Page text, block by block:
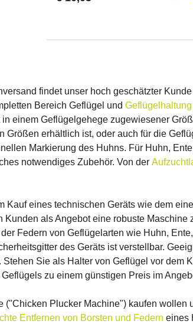
Schweinen – ganz ohne chemische
sauberes Ergebnis.Geeignet für
und Schwein.Frei von artfremden
Beimischungen.ProduktdatenInhalt:
g / KartonMaterial: naturreines, fein
gemahlenes HarzAnwendung:
Entfernung von Federn und Borsten
Geflügel und
Karton mit 500 g BrühpechWarum
gemahlenen Naturharzes. Ohne
chemische Zusätze und artfremde
Beimischungen bietet es eine sichere,
natürliche und effektive Lösung zur
Feder- und Borstenentfernung.
für Geflügel und Schwein, garantiert
ein sauberes, gleichmäßiges
bei jeder Anwendung.Jetzt Brühpech
sauber und natürlich entfernen!
findet unser hoch geschätzter
Bereich Geflügel und Geflügelhaltung
einem Geflügelgehege zugewiesener
Größen erhältlich ist, oder auch für die
Markierung des Huhns. Für Huhn,
notwendiges Zubehör. Von der
Kauf eines technischen Geräts wie dem
Kunden als Angebot eine robuste Maschine
Federn von Geflügelarten wie Huhn,
des Geräts ist verstellbar.
Stehen Sie als Halter von Geflügel vor
zu einem günstigen Preis im
("Chicken Plucker Machine") kaufen
Entfernen von Borsten und Federn eines